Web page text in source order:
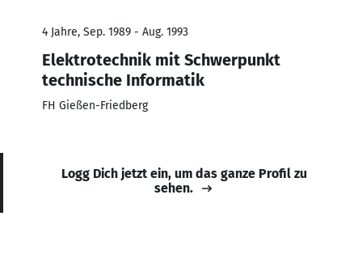
4 Jahre, Sep. 1989 - Aug. 1993
Elektrotechnik mit Schwerpunkt
technische Informatik
FH Gießen-Friedberg
Logg Dich jetzt ein, um das ganze Profil zu
sehen.